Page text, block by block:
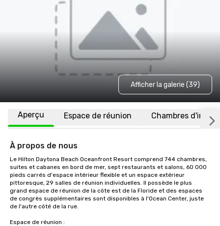
Afficher la galerie (39)
Aperçu Espace de réunion Chambres
À propos de nous
Le Hilton Daytona Beach Oceanfront Resort comprend 744 chambres,
suites et cabanes en bord de mer, sept restaurants et salons, 60 000
pieds carrés d'espace intérieur flexible et un espace extérieur
pittoresque, 29 salles de réunion individuelles. Il possède le plus
grand espace de réunion de la côte est de la Floride et des espaces
de congrès supplémentaires sont disponibles à l'Ocean Center, juste
de l'autre côté de la rue.
Espace de réunion :